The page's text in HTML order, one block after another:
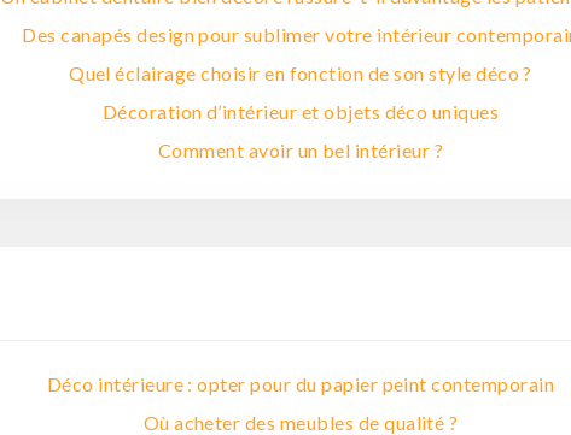
Des canapés design pour sublimer votre intérieur
Quel éclairage choisir en fonction de son style déco ?
Décoration d’intérieur et objets déco uniques
Comment avoir un bel intérieur ?
Déco intérieure : opter pour du papier peint contemporain
Où acheter des meubles de qualité ?